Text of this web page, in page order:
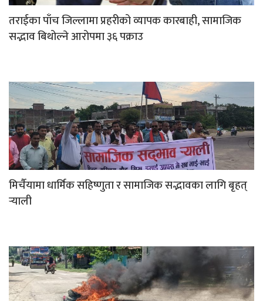
तराईका पाँच जिल्लामा प्रहरीको व्यापक कारबाही, सामाजिक
सद्भाव बिथोल्ने आरोपमा ३६ पक्राउ
मिर्चैयामा धार्मिक सहिष्णुता र सामाजिक सद्भावका लागि बृहत्
र्‍याली